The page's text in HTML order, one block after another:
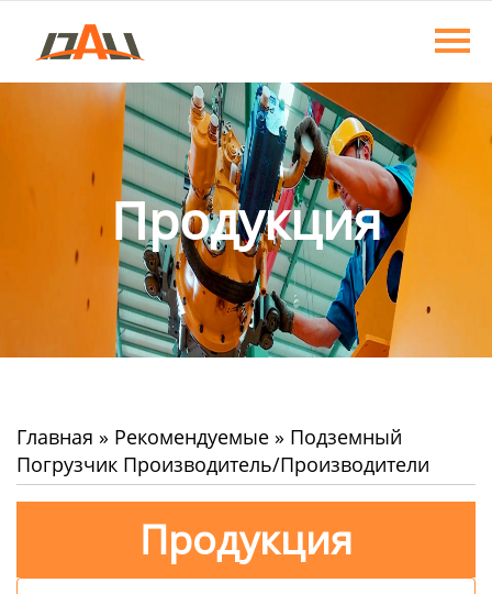
Главная
Продукция
Контакты Продукция
Главная » Рекомендуемые » Подземный
Погрузчик Производитель/Производители
Продукция